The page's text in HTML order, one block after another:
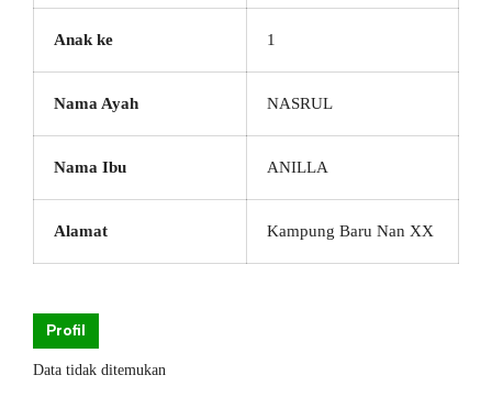
Anak ke 1
Nama Ayah NASRUL
Nama Ibu ANILLA
Alamat Kampung Baru Nan XX
Profil
Data tidak ditemukan